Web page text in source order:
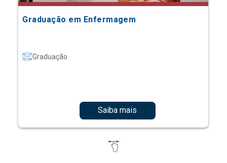
Graduação em Enfermagem
Graduação
Saiba mais